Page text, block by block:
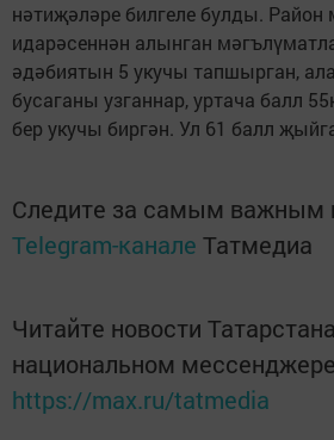
нәтиҗәләре билгеле булды. Район
идарәсеннән алынган
әдәбиятын 5 укучы тапшырган,
бусаганы узганнар, уртача балл
бер укучы биргән. Ул 61 балл
Следите за самым важным
Telegram-канале Татмедиа
Читайте новости
национальном
https://max.ru/tatmedia